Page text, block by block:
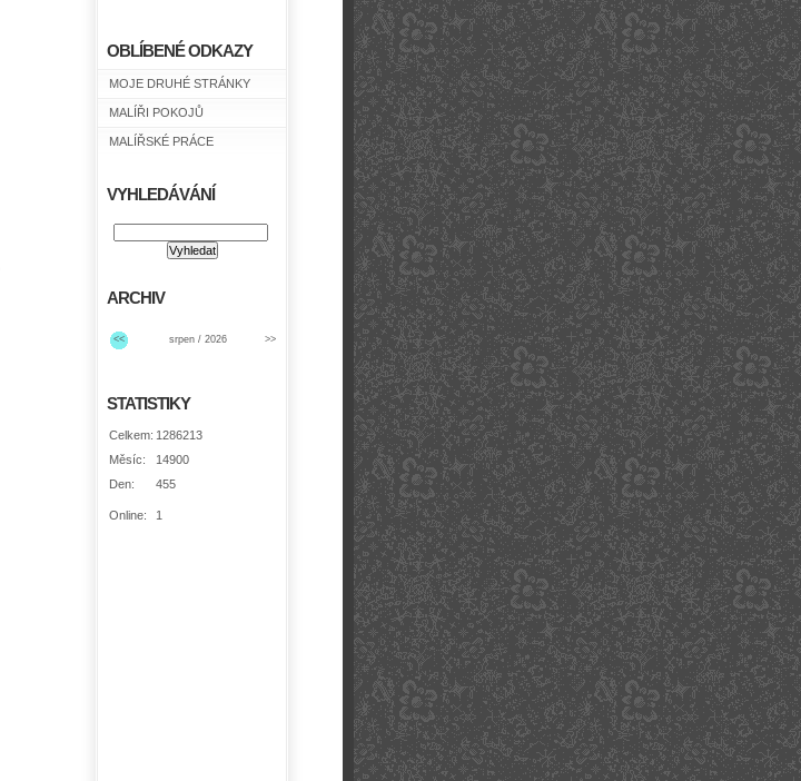
OBLÍBENÉ ODKAZY
MOJE DRUHÉ STRÁNKY
MALÍŘI POKOJŮ
MALÍŘSKÉ PRÁCE
VYHLEDÁVÁNÍ
ARCHIV
<< srpen / 2026 >>
STATISTIKY
Online: 1
Celkem: 1286213
Měsíc:
14900
Den:
455